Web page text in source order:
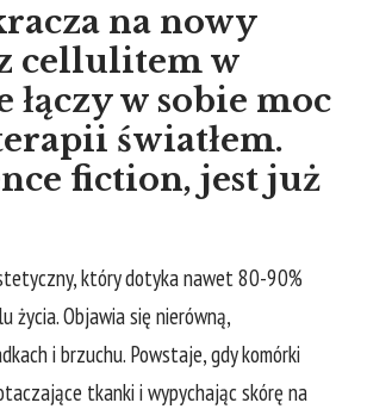
na nowy
cellulitem w
w sobie moc
światłem.
fiction, jest już
który dotyka nawet 80-90%
życia. Objawia się nierówną,
i brzuchu. Powstaje, gdy komórki
tkanki i wypychając skórę na